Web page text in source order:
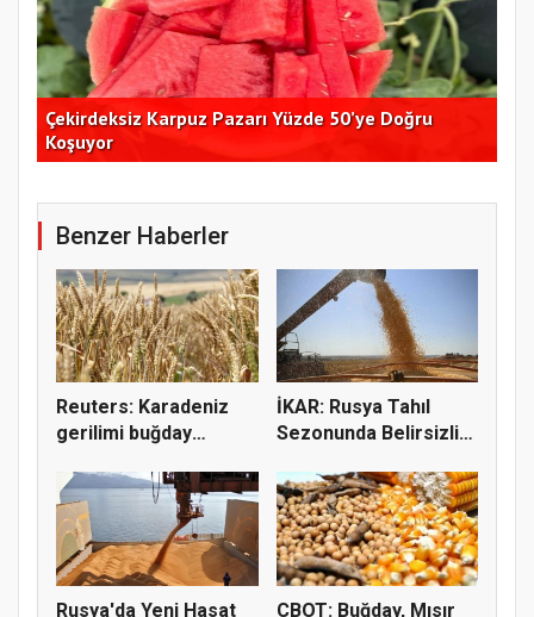
Çekirdeksiz Karpuz Pazarı Yüzde 50’ye Doğru
Koşuyor
Benzer Haberler
Reuters: Karadeniz
gerilimi buğday
İKAR: Rusya Tahıl
Sezonunda Belirsizlik
Rusya'da Yeni Hasat
CBOT: Buğday, Mısır